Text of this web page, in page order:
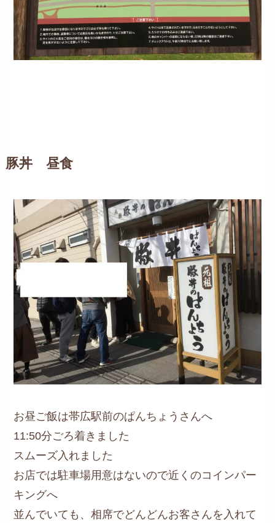
豚丼 昼食
お昼ご飯は帯広駅前のぱんちょうさんへ
11:50分ごろ着きました
スムーズ入れました
お店では駐車場用意はないので近くのコインパー
キングへ
並んでいても、相席でどんどんお客さんを入れて